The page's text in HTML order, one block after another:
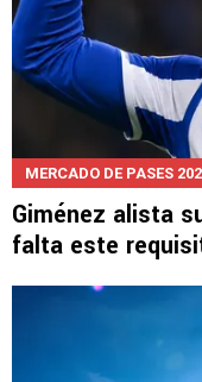
MERCADO DE PASES
Giménez alista
falta este